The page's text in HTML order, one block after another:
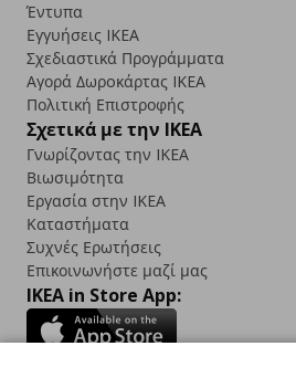
Έντυπα
Εγγυήσεις IKEA
Σχεδιαστικά Προγράμματα
Αγορά Δωρoκάρτας IKEA
Πολιτική Επιστροφής
Σχετικά με την IKEA
Γνωρίζοντας την IKEA
Βιωσιμότητα
Εργασία στην IKEA
Καταστήματα
Συχνές Ερωτήσεις
Επικοινωνήστε μαζί μας
IKEA in Store App: